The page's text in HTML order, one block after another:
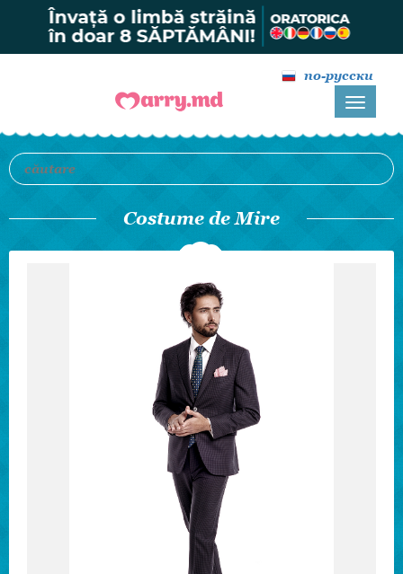
по-русски
Costume de Mire